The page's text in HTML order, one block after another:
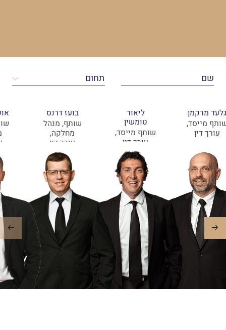
גלעד מרקמן
מייסד,
עורך דין
ליאור
טומשין
שותף מייסד,
עורך דין
בועז דרנס
שותף, מנהל
מחלקה,
עורך דין